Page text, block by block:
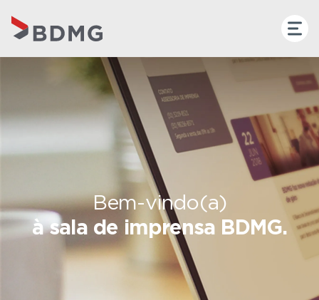
Bem-vindo(a)
à sala de imprensa BDMG.